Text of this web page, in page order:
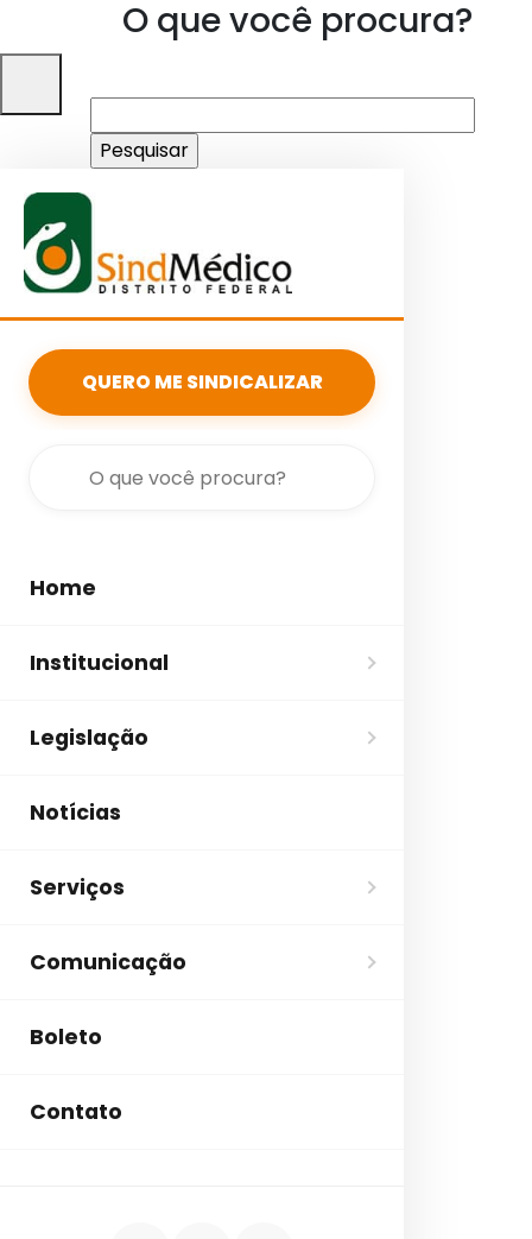
O que você procura?
por:
QUERO ME SINDICALIZAR
Home
Institucional
Legislação
Notícias
Serviços
Comunicação
Boleto
Contato